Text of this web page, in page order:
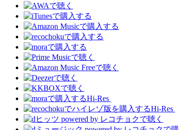
Hi-Res
Hi-Res